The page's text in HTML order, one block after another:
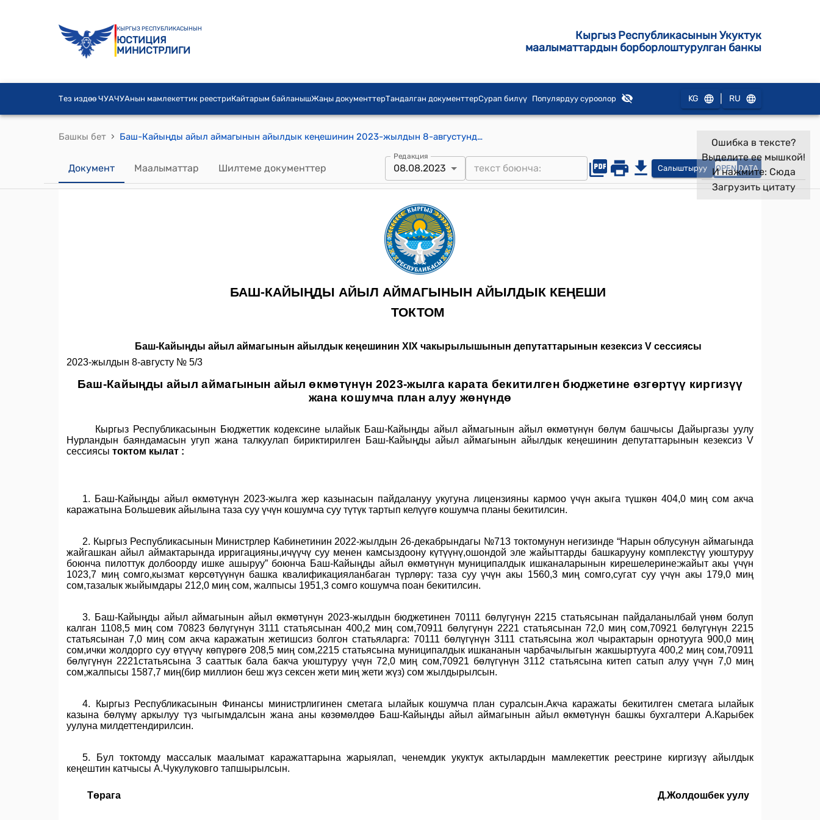
КЫРГЫЗ РЕСПУБЛИКАСЫНЫН
ЮСТИЦИЯ
МИНИСТРЛИГИ
Кыргыз Республикасынын Укуктук
маалыматтардын борборлоштурулган банкы
Тез издөө ЧУАЧУАнын мамлекеттик реестриКайтарым байланышЖаңы документтерТандалган документтерСурап билүү Популярдуу суроолор KG RU
Башкы бет › Баш-Кайыңды айыл аймагынын айылдык кеңешинин 2023-жылдын 8-августундагы № 5/3 "Баш-Кайыңды айыл аймагынын айыл өкмөтүнүн 2023-жылга карата бекитилген бюджетине өзгөртүү киргизүү жана кошумча план алуу жөнүндө" токтому
Документ Маалыматтар Шилтеме документтер
Редакция
08.08.2023 Салыштыруу OPEN DATA
Ошибка в тексте?
Выделите ее мышкой!
И нажмите: Сюда
Загрузить цитату